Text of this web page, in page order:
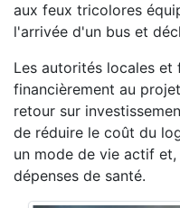
aux feux tricolores
l'arrivée d'un bus et
Les autorités locales
financièrement au
retour sur
de réduire le coût du
un mode de vie actif
dépenses de santé.